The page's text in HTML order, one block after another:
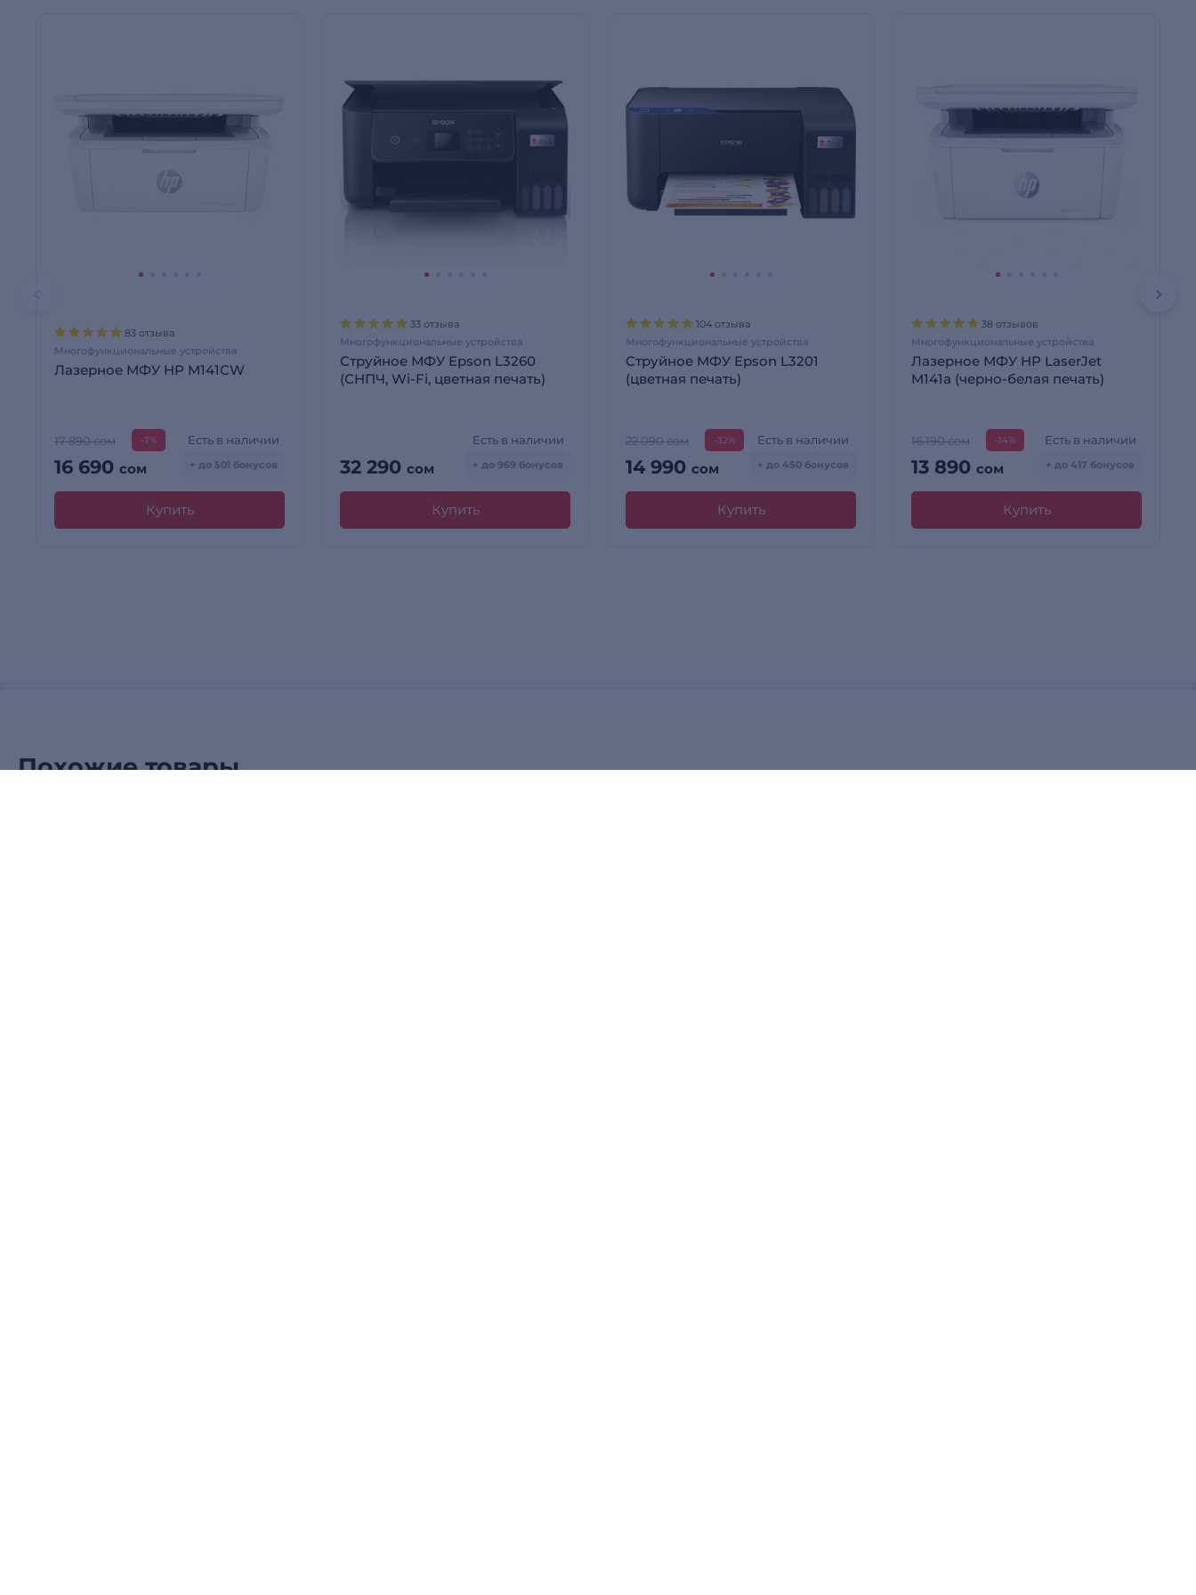
83 отзыва
Многофункциональные устройства
Лазерное МФУ HP M141CW
17 890 сом -7%
16 690 сом
Есть в наличии
+ до 501 бонусов
Купить
33 отзыва
Многофункциональные устройства
Струйное МФУ Epson L3260
(СНПЧ, Wi-Fi, цветная печать)
32 290 сом
Есть в наличии
+ до 969 бонусов
Купить
104 отзыва
Многофункциональные устройства
Cтруйное МФУ Epson L3201
(цветная печать)
22 090 сом -32%
14 990 сом
Есть в наличии
+ до 450 бонусов
Купить
38 отзывов
Многофункциональные устройства
Лазерное МФУ HP LaserJet
M141a (черно-белая печать)
16 190 сом -14%
13 890 сом
Есть в наличии
+ до 417 бонусов
Купить
Похожие товары